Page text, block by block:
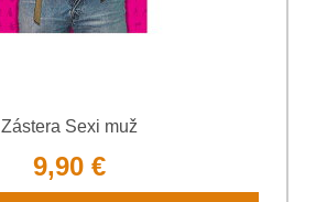
Zástera Sexi muž
9,90 €